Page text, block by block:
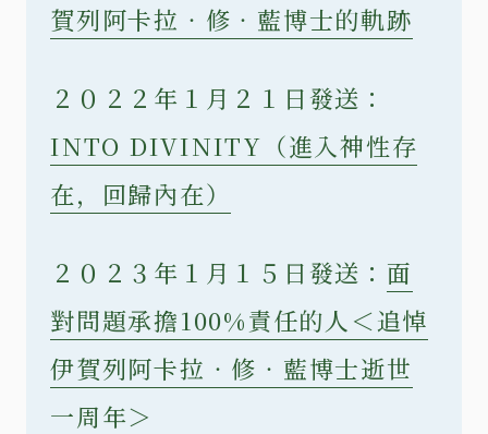
賀列阿卡拉‧修‧藍博士的軌跡
２０２２年１月２１日發送：
INTO DIVINITY（進入神性存
在，回歸內在）
２０２３年１月１５日發送： 面
對問題承擔100%責任的人＜追悼
伊賀列阿卡拉‧修‧藍博士逝世
一周年＞